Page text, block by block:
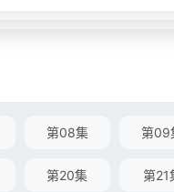
第08集 第09
第20集 第21